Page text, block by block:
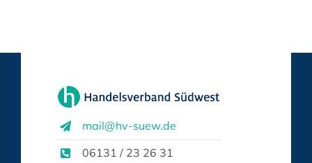
mail@hv-suew.de
06131 / 23 26 31